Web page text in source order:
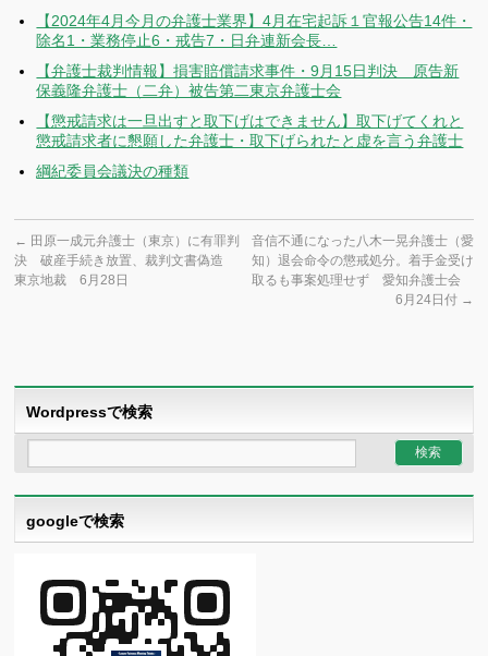
【2024年4月今月の弁護士業界】4月在宅起訴１官報公告14件・
除名1・業務停止6・戒告7・日弁連新会長…
【弁護士裁判情報】損害賠償請求事件・9月15日判決 原告新
保義隆弁護士（二弁）被告第二東京弁護士会
【懲戒請求は一旦出すと取下げはできません】取下げてくれと
懲戒請求者に懇願した弁護士・取下げられたと虚を言う弁護士
綱紀委員会議決の種類
← 田原一成元弁護士（東京）に有罪判
決 破産手続き放置、裁判文書偽造
東京地裁 6月28日
音信不通になった八木一晃弁護士（愛
知）退会命令の懲戒処分。着手金受け
取るも事案処理せず 愛知弁護士会
6月24日付 →
Wordpressで検索
googleで検索